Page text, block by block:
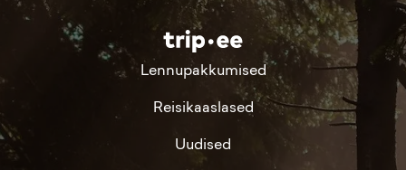
Lennupakkumised
Reisikaaslased
Uudised